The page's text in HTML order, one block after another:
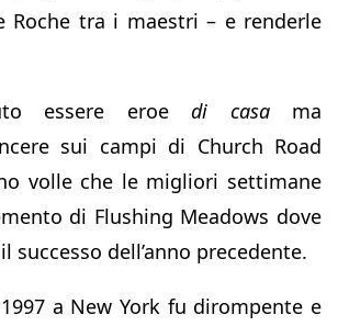
Roche tra i maestri – e renderle
essere eroe di casama
sui campi di Church Road
volle che le migliori settimane
di Flushing Meadows dove
successo dell’anno precedente.
a New York fu dirompente e